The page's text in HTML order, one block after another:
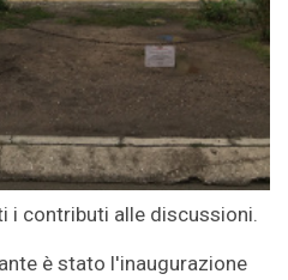
i contributi alle discussioni.
è stato l'inaugurazione